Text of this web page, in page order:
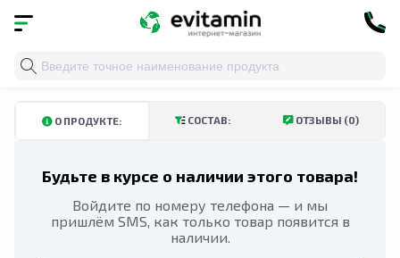
Главная Витамины и минералы
О ПРОДУКТЕ: СОСТАВ: ОТЗЫВЫ (0)
Будьте в курсе о наличии этого товара!
Войдите по номеру телефона — и мы
пришлём SMS, как только товар появится в
наличии.